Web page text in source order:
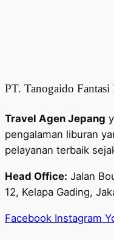
PT. Tanogaido Fantasi
Travel Agen Jepang
pengalaman liburan
pelayanan terbaik
Head Office: Jalan
12, Kelapa Gading,
Facebook Instagram